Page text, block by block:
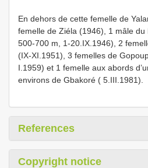
En dehors de cette femelle de
femelle de Ziéla (1946), 1 mâle du
500-700 m, 1-20.IX.1946), 2
(IX-XI.1951), 3 femelles de
I.1959) et 1 femelle aux abords
environs de Gbakoré ( 5.III.1981).
References
Copyright notice